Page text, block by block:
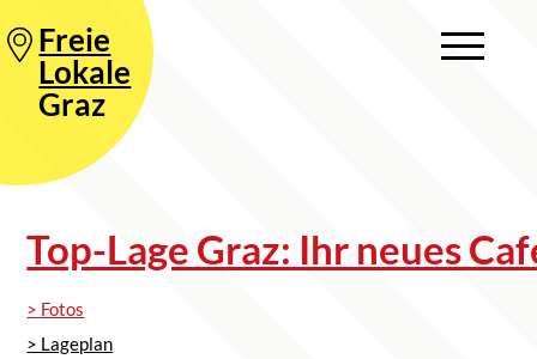
Freie
Lokale
Graz
Top-Lage Graz: Ihr neues
> Fotos
> Lageplan